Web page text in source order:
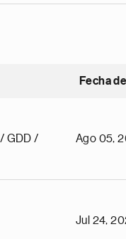
Fecha
GDD /
Ago 05,
Jul 24,